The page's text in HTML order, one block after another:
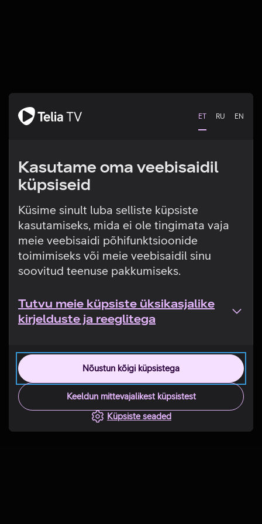
ET RU EN
Kasutame oma veebisaidil
küpsiseid
Küsime sinult luba selliste küpsiste
kasutamiseks, mida ei ole tingimata vaja
meie veebisaidi põhifunktsioonide
toimimiseks või meie veebisaidil sinu
soovitud teenuse pakkumiseks.
Tutvu meie küpsiste üksikasjalike
kirjelduste ja reeglitega
Nõustun kõigi küpsistega
Keeldun mittevajalikest küpsistest
Küpsiste seaded
Tehniline viga